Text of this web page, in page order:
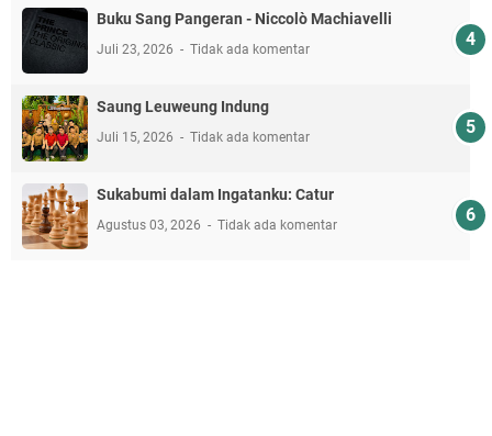
Buku Sang Pangeran - Niccolò Machiavelli
Juli 23, 2026 Tidak ada komentar
Saung Leuweung Indung
Juli 15, 2026 Tidak ada komentar
Sukabumi dalam Ingatanku: Catur
Agustus 03, 2026 Tidak ada komentar